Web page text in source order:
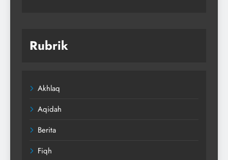
Rubrik
Akhlaq
Aqidah
Berita
Fiqh